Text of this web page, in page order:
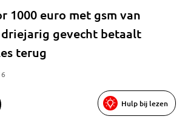
1000 euro met gsm van
gevecht betaalt
terug
Hulp bij lezen